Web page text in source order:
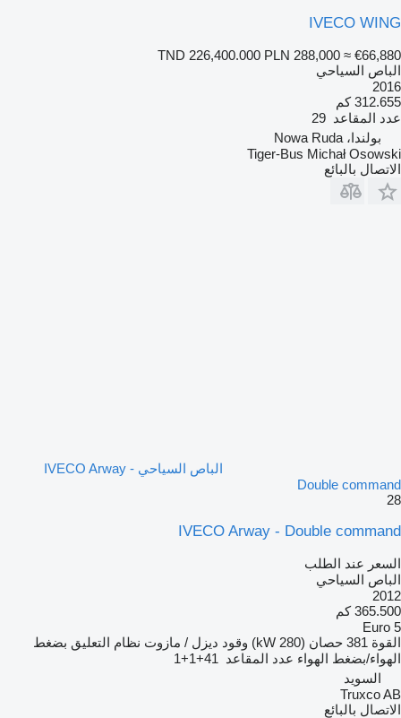
IVECO WING
TND 226,400.000 PLN 288,000 ≈ €66,880
الباص السياحي
2016
312.655 كم
عدد المقاعد 29
بولندا، Nowa Ruda
Tiger-Bus Michał Osowski
الاتصال بالبائع
الباص السياحي IVECO Arway -
Double command
28
IVECO Arway - Double command
السعر عند الطلب
الباص السياحي
2012
365.500 كم
Euro 5
القوة 381 حصان (280 kW) وقود ديزل / مازوت نظام التعليق بضغط
الهواء/بضغط الهواء عدد المقاعد 41+1+1
السويد
Truxco AB
الاتصال بالبائع